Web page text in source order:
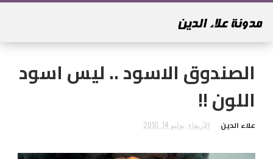
الصندوق الاسود .. ليس اسود
اللون !!
علاء الدين الأربعاء, يوليو 14, 2010